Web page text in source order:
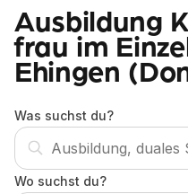
Ausbildung
frau im
Ehingen
Was suchst du?
Wo suchst du?